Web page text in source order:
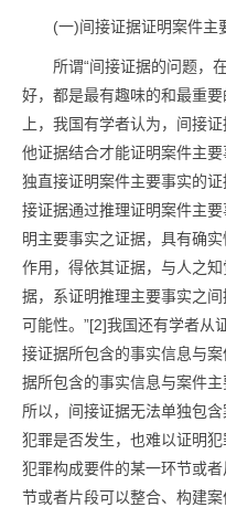
(一)间接证据证明案件主
所谓“间接证据的问题，
好，都是最有趣味的和最重
上，我国有学者认为，间接
他证据结合才能证明案件主
独直接证明案件主要事实的
接证据通过推理证明案件主
明主要事实之证据，具有确
作用，得依其证据，与人之
据，系证明推理主要事实之
可能性。”[2]我国还有学者从
接证据所包含的事实信息与
据所包含的事实信息与案件主
所以，间接证据无法单独包
犯罪是否发生，也难以证明
犯罪构成要件的某一环节或
节或者片段可以整合、构建